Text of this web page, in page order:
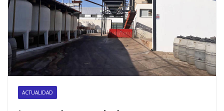
ACTUALIDAD